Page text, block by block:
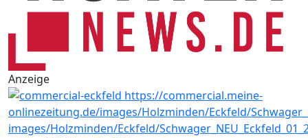
Anzeige